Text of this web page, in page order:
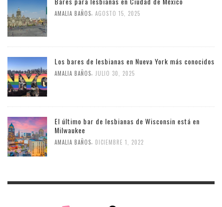
AMALIA BAÑOS AGOSTO 15, 2025
Los bares de lesbianas en Nueva York más conocidos
AMALIA BAÑOS JULIO 30, 2025
El último bar de lesbianas de Wisconsin está en
Milwaukee
AMALIA BAÑOS DICIEMBRE 1, 2022